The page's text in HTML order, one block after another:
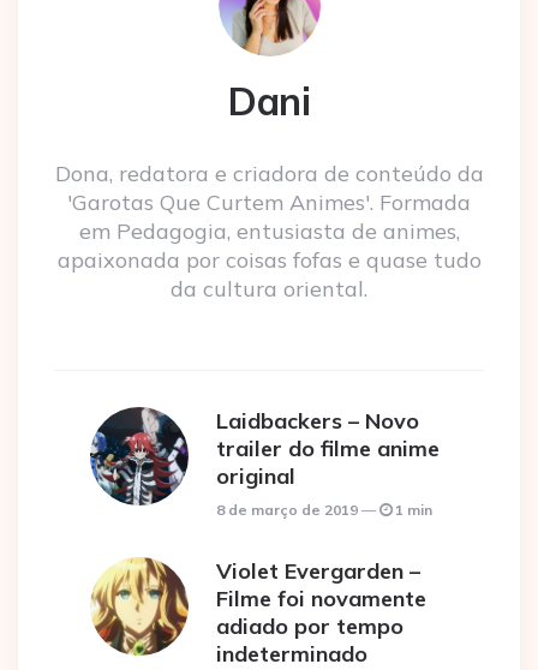
Dani
Dona, redatora e criadora de conteúdo da
'Garotas Que Curtem Animes'. Formada
em Pedagogia, entusiasta de animes,
apaixonada por coisas fofas e quase tudo
da cultura oriental.
Laidbackers – Novo
trailer do filme anime
original
8 de março de 2019 1 min
Violet Evergarden –
Filme foi novamente
adiado por tempo
indeterminado